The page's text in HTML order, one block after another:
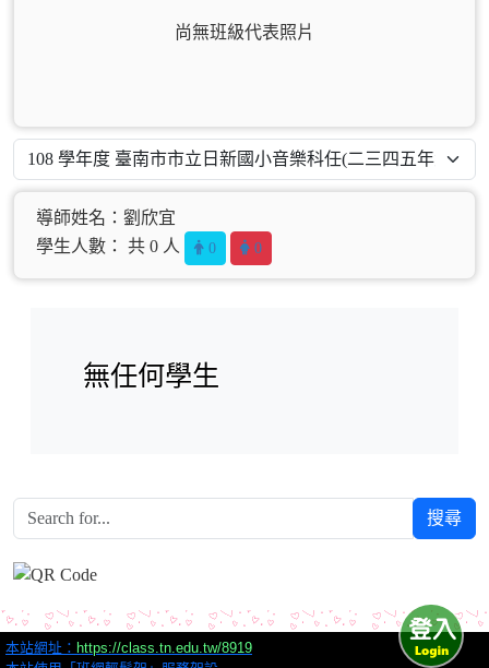
尚無班級代表照片
導師姓名：劉欣宜
學生人數： 共 0 人
0 0
無任何學生
搜尋
本站網址： https://class.tn.edu.tw/8919